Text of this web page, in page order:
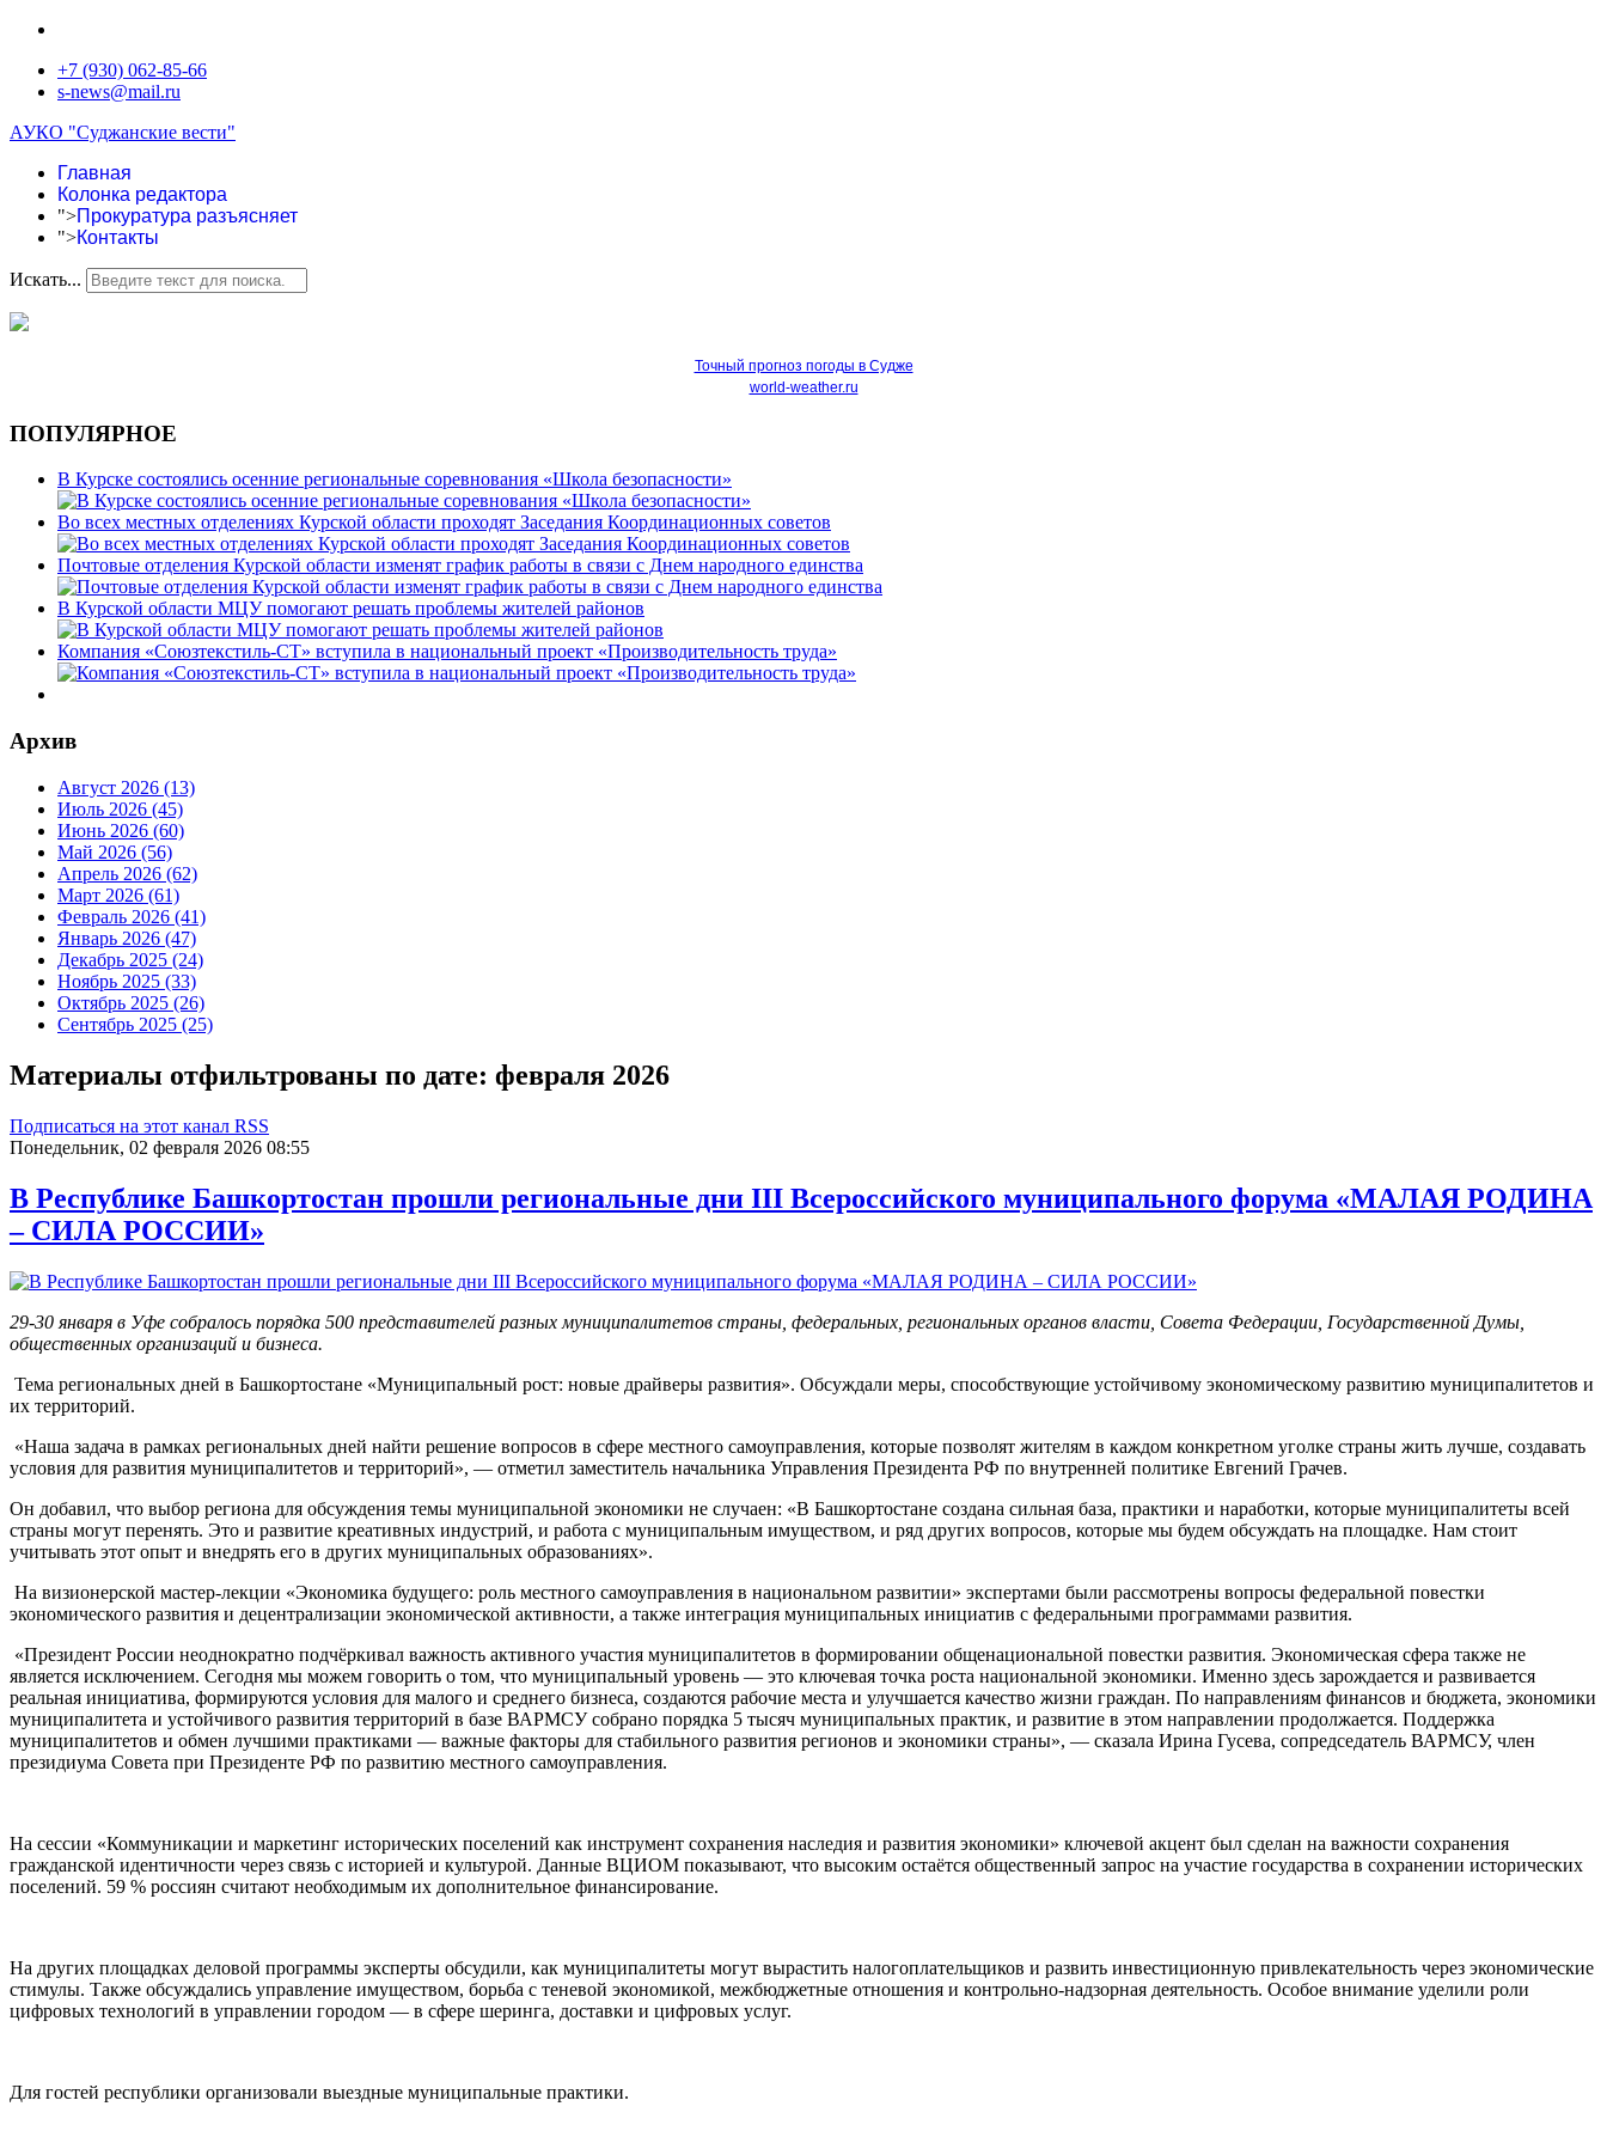
+7 (930) 062-85-66
s-news@mail.ru
АУКО "Суджанские вести"
Главная
Колонка редактора
">Прокуратура разъясняет
">Контакты
Искать...
Точный прогноз погоды в Судже
world-weather.ru
ПОПУЛЯРНОЕ
В Курске состоялись осенние региональные соревнования «Школа безопасности»
Во всех местных отделениях Курской области проходят Заседания Координационных советов
Почтовые отделения Курской области изменят график работы в связи с Днем народного единства
В Курской области МЦУ помогают решать проблемы жителей районов
Компания «Союзтекстиль-СТ» вступила в национальный проект «Производительность труда»
Архив
Август 2026 (13)
Июль 2026 (45)
Июнь 2026 (60)
Май 2026 (56)
Апрель 2026 (62)
Март 2026 (61)
Февраль 2026 (41)
Январь 2026 (47)
Декабрь 2025 (24)
Ноябрь 2025 (33)
Октябрь 2025 (26)
Сентябрь 2025 (25)
Материалы отфильтрованы по дате: февраля 2026
Подписаться на этот канал RSS
Понедельник, 02 февраля 2026 08:55
В Республике Башкортостан прошли региональные дни III Всероссийского муниципального форума «МАЛАЯ РОДИНА
– СИЛА РОССИИ»
29-30 января в Уфе собралось порядка 500 представителей разных муниципалитетов страны, федеральных, региональных органов власти, Совета Федерации, Государственной Думы,
общественных организаций и бизнеса.
Тема региональных дней в Башкортостане «Муниципальный рост: новые драйверы развития». Обсуждали меры, способствующие устойчивому экономическому развитию муниципалитетов и
их территорий.
«Наша задача в рамках региональных дней найти решение вопросов в сфере местного самоуправления, которые позволят жителям в каждом конкретном уголке страны жить лучше, создавать
условия для развития муниципалитетов и территорий», — отметил заместитель начальника Управления Президента РФ по внутренней политике Евгений Грачев.
Он добавил, что выбор региона для обсуждения темы муниципальной экономики не случаен: «В Башкортостане создана сильная база, практики и наработки, которые муниципалитеты всей
страны могут перенять. Это и развитие креативных индустрий, и работа с муниципальным имуществом, и ряд других вопросов, которые мы будем обсуждать на площадке. Нам стоит
учитывать этот опыт и внедрять его в других муниципальных образованиях».
На визионерской мастер-лекции «Экономика будущего: роль местного самоуправления в национальном развитии» экспертами были рассмотрены вопросы федеральной повестки
экономического развития и децентрализации экономической активности, а также интеграция муниципальных инициатив с федеральными программами развития.
«Президент России неоднократно подчёркивал важность активного участия муниципалитетов в формировании общенациональной повестки развития. Экономическая сфера также не
является исключением. Сегодня мы можем говорить о том, что муниципальный уровень — это ключевая точка роста национальной экономики. Именно здесь зарождается и развивается
реальная инициатива, формируются условия для малого и среднего бизнеса, создаются рабочие места и улучшается качество жизни граждан. По направлениям финансов и бюджета, экономики
муниципалитета и устойчивого развития территорий в базе ВАРМСУ собрано порядка 5 тысяч муниципальных практик, и развитие в этом направлении продолжается. Поддержка
муниципалитетов и обмен лучшими практиками — важные факторы для стабильного развития регионов и экономики страны», — сказала Ирина Гусева, сопредседатель ВАРМСУ, член
президиума Совета при Президенте РФ по развитию местного самоуправления.
На сессии «Коммуникации и маркетинг исторических поселений как инструмент сохранения наследия и развития экономики» ключевой акцент был сделан на важности сохранения
гражданской идентичности через связь с историей и культурой. Данные ВЦИОМ показывают, что высоким остаётся общественный запрос на участие государства в сохранении исторических
поселений. 59 % россиян считают необходимым их дополнительное финансирование.
На других площадках деловой программы эксперты обсудили, как муниципалитеты могут вырастить налогоплательщиков и развить инвестиционную привлекательность через экономические
стимулы. Также обсуждались управление имуществом, борьба с теневой экономикой, межбюджетные отношения и контрольно-надзорная деятельность. Особое внимание уделили роли
цифровых технологий в управлении городом — в сфере шеринга, доставки и цифровых услуг.
Для гостей республики организовали выездные муниципальные практики.